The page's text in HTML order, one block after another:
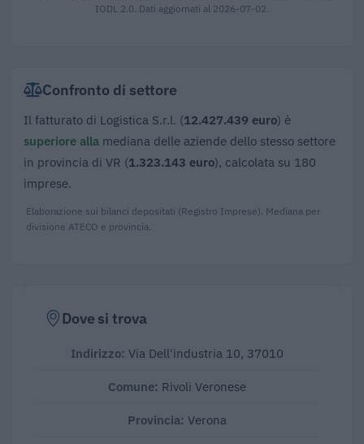
IODL 2.0. Dati aggiornati al 2026-07-02.
Confronto di settore
Il fatturato di Logistica S.r.l. (12.427.439 euro) è
superiore alla mediana delle aziende dello stesso settore
in provincia di VR (1.323.143 euro), calcolata su 180
imprese.
Elaborazione sui bilanci depositati (Registro Imprese). Mediana per
divisione ATECO e provincia.
Dove si trova
Indirizzo: Via Dell'industria 10, 37010
Comune: Rivoli Veronese
Provincia: Verona